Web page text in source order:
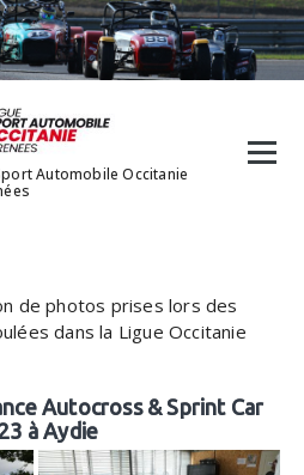
Automobile Occitanie
de photos prises lors des
dans la Ligue Occitanie
Autocross & Sprint Car
à Aydie